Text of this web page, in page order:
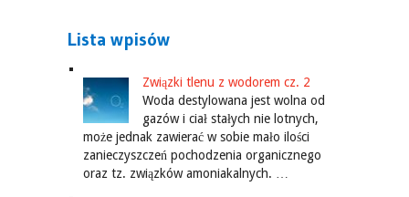
Lista wpisów
Związki tlenu z wodorem cz. 2
Woda destylowana jest wolna od
gazów i ciał stałych nie lotnych,
może jednak zawierać w sobie mało ilości
zanieczyszczeń pochodzenia organicznego
oraz tz. związków amoniakalnych. …